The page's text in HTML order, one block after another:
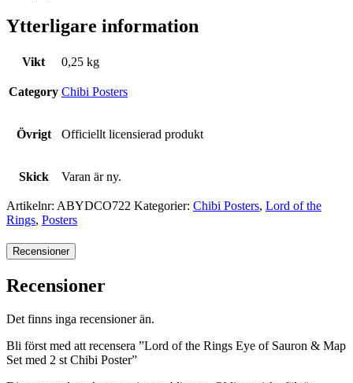
Ytterligare information
Vikt 0,25 kg
Category Chibi Posters
Övrigt Officiellt licensierad produkt
Skick Varan är ny.
Artikelnr: ABYDCO722 Kategorier: Chibi Posters, Lord of the
Rings, Posters
Recensioner
Recensioner
Det finns inga recensioner än.
Bli först med att recensera ”Lord of the Rings Eye of Sauron & Map
Set med 2 st Chibi Poster”